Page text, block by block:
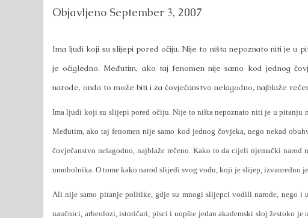
Objavljeno September 3, 2007
Ima ljudi koji su slijepi pored očiju. Nije to ništa nepoznato niti je u
je očigledno. Međutim, ako taj fenomen nije samo kod jednog
narode, onda to može biti i za čovječanstvo nelagodno, najblaže
Ima ljudi koji su slijepi pored očiju. Nije to ništa nepoznato niti je u pitanju
Međutim, ako taj fenomen nije samo kod jednog čovjeka, nego nekad
čovječanstvo nelagodno, najblaže rečeno. Kako to da cijeli njemački
umobolnika. O tome kako narod slijedi svog vođu, koji je slijep, izvanredno
Ali nije samo pitanje politike, gdje su mnogi slijepci vodili narode, nego i
naučnici, arheolozi, istoričari, pisci i uopšte jedan akademski sloj žestoko